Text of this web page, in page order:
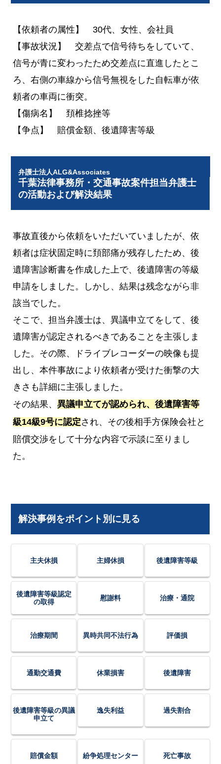
【依頼者の属性】 30代、女性、会社員
【事故状況】 交差点で信号待ちをしていて、
信号が青に変わったため交差点に直進したとこ
ろ、右側の車線から信号無視をした自転車が依
頼者の車両に衝突。
【傷病名】 頚椎捻挫等
【争点】 賠償金額、後遺障害等級
弁護士法人ALG&Associates
千葉法律事務所・交通事故案件担当弁護士
の活動および解決結果
事故直後から依頼をいただいていましたが、依
頼者は症状固定時に頚部痛が残存したため、後
遺障害診断書を作成した上で、後遺障害の等級
申請をしました。しかし、結果は残念ながら非
該当でした。
そこで、担当弁護士は、異議申立てをして、後
遺障害が認定されるべきであることを主張しま
した。その際、ドライブレコーダーの映像も提
出し、本件事故により依頼者が受けた衝撃の大
きさも詳細に主張しました。
その結果、異議申立てが認められ、後遺障害等
級14級9号に認定され、その後相手方保険会社と
賠償交渉をして十分な内容で示談に至りまし
た。
解決事例をポイント別に見る
主夫休損 主婦休損 後遺障害等級
後遺障害等級認定
の取得
慰謝料 治療・通院
治療期間 異時共同不法行為 評価損
通勤交通費 休業損害 後遺障害
後遺障害等級の異議
申立て
逸失利益 過失割合
賠償金額 紛争処理センター 死亡事故